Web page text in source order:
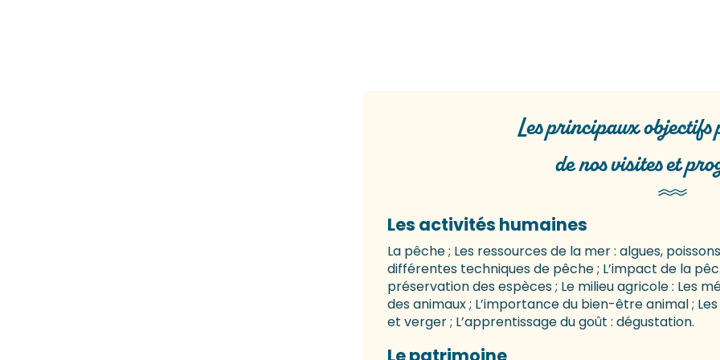
Les principaux objectifs
de nos visites et
Les activités humaines
La pêche ; Les ressources de la mer : algues,
différentes techniques de pêche ; L’impact de la
préservation des espèces ; Le milieu agricole : Les
des animaux ; L’importance du bien-être animal ;
et verger ; L’apprentissage du goût : dégustation.
Le patrimoine